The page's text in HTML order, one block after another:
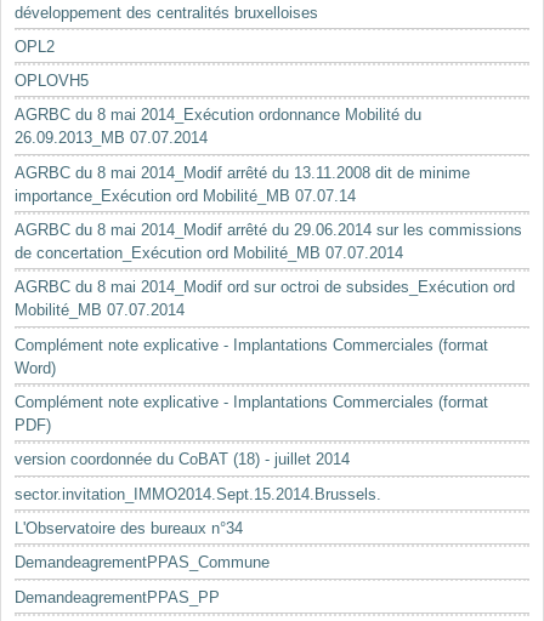
développement des centralités bruxelloises
OPL2
OPLOVH5
AGRBC du 8 mai 2014_Exécution ordonnance Mobilité du
26.09.2013_MB 07.07.2014
AGRBC du 8 mai 2014_Modif arrêté du 13.11.2008 dit de minime
importance_Exécution ord Mobilité_MB 07.07.14
AGRBC du 8 mai 2014_Modif arrêté du 29.06.2014 sur les commissions
de concertation_Exécution ord Mobilité_MB 07.07.2014
AGRBC du 8 mai 2014_Modif ord sur octroi de subsides_Exécution ord
Mobilité_MB 07.07.2014
Complément note explicative - Implantations Commerciales (format
Word)
Complément note explicative - Implantations Commerciales (format
PDF)
version coordonnée du CoBAT (18) - juillet 2014
sector.invitation_IMMO2014.Sept.15.2014.Brussels.
L'Observatoire des bureaux n°34
DemandeagrementPPAS_Commune
DemandeagrementPPAS_PP